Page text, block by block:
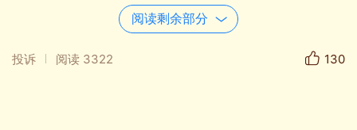
阅读剩余部分
投诉 阅读 3322 130